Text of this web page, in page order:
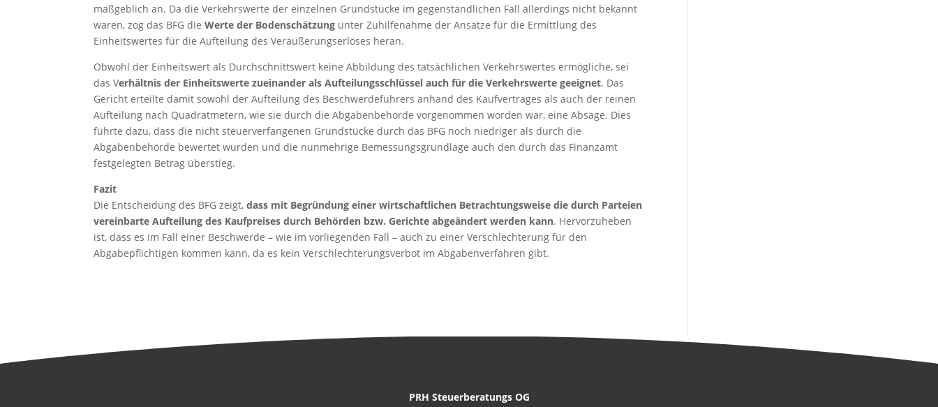
maßgeblich an. Da die Verkehrswerte der einzelnen Grundstücke im gegenständlichen Fall allerdings nicht bekannt
waren, zog das BFG dieWerte der Bodenschätzung unter Zuhilfenahme der Ansätze für die Ermittlung des
Einheitswertes für die Aufteilung des Veräußerungserlöses heran.
Obwohl der Einheitswert als Durchschnittswert keine Abbildung des tatsächlichen Verkehrswertes ermögliche, sei
das Verhältnis der Einheitswerte zueinander als Aufteilungsschlüssel auch für die Verkehrswerte geeignet. Das
Gericht erteilte damit sowohl der Aufteilung des Beschwerdeführers anhand des Kaufvertrages als auch der reinen
Aufteilung nach Quadratmetern, wie sie durch die Abgabenbehörde vorgenommen worden war, eine Absage. Dies
führte dazu, dass die nicht steuerverfangenen Grundstücke durch das BFG noch niedriger als durch die
Abgabenbehörde bewertet wurden und die nunmehrige Bemessungsgrundlage auch den durch das Finanzamt
festgelegten Betrag überstieg.
Fazit
Die Entscheidung des BFG zeigt,dass mit Begründung einer wirtschaftlichen Betrachtungsweise die durch Parteien
vereinbarte Aufteilung des Kaufpreises durch Behörden bzw. Gerichte abgeändert werden kann. Hervorzuheben
ist, dass es im Fall einer Beschwerde – wie im vorliegenden Fall – auch zu einer Verschlechterung für den
Abgabepflichtigen kommen kann, da es kein Verschlechterungsverbot im Abgabenverfahren gibt.
PRH Steuerberatungs OG